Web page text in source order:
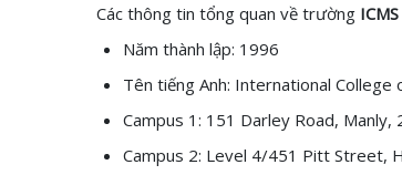
Các thông tin tổng quan về trường
Năm thành lập: 1996
Tên tiếng Anh: International College
Campus 1: 151 Darley Road, Manly,
Campus 2: Level 4/451 Pitt Street,